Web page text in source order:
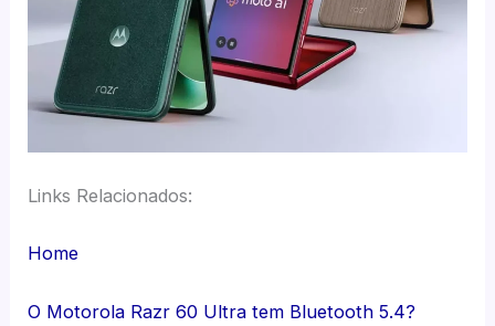
Links Relacionados:
Home
O Motorola Razr 60 Ultra tem Bluetooth 5.4?